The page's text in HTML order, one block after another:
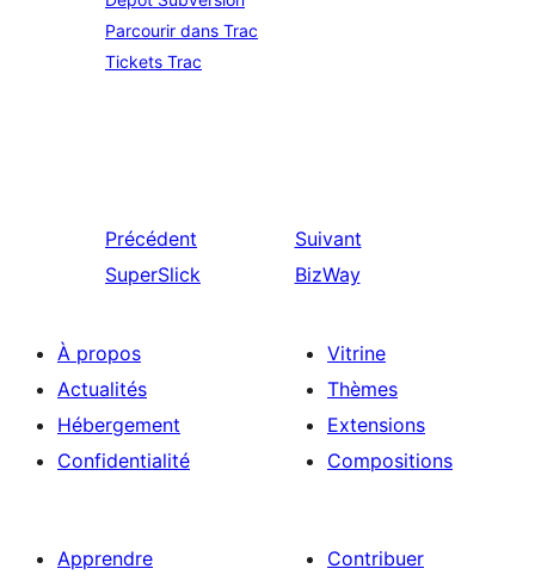
Parcourir dans Trac
Tickets Trac
Précédent
SuperSlick
Suivant
BizWay
À propos
Actualités
Hébergement
Confidentialité
Vitrine
Thèmes
Extensions
Compositions
Apprendre
Contribuer